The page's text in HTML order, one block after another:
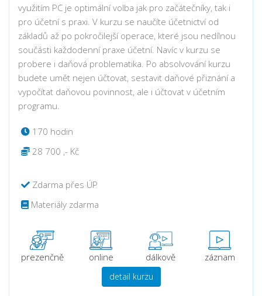
využitím PC je optimální volba jak pro začátečníky, tak i
pro účetní s praxi. V kurzu se naučíte účetnictví od
základů až po pokročilejší operace, které jsou nedílnou
součásti každodenní praxe účetní. Navíc v kurzu se
probere i daňová problematika. Po absolvování kurzu
budete umět nejen účtovat, sestavit daňové přiznání a
vypočítat daňovou povinnost, ale i účtovat v účetním
programu.
170 hodin
28 700 ,- Kč
Zdarma přes ÚP
Materiály zdarma
prezenčně online dálkově záznam
detail kurzu